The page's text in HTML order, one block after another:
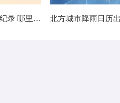
数据看今年7月哪里热到破纪录 哪里暑热连轴转